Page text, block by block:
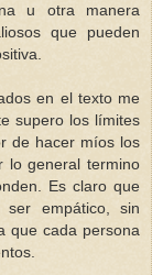
u otra manera
que pueden
en el texto me
supero los límites
de hacer míos los
lo general termino
Es claro que
empático, sin
que cada persona